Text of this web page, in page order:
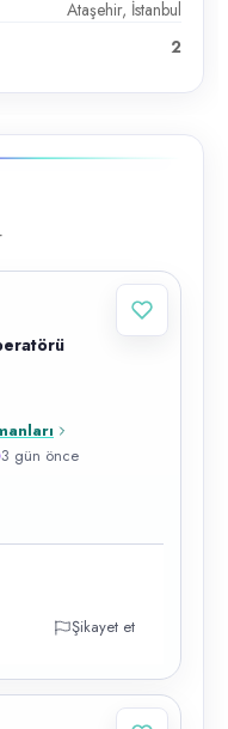
Ataşehir, İstanbul
2
3 gün önce
Şikayet et